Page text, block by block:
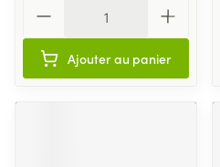
Ajouter au panier